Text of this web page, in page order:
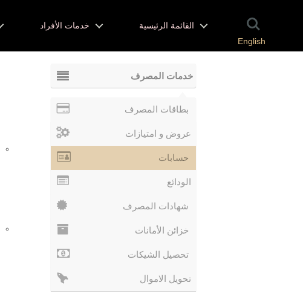
خدمات الأفراد القائمة الرئيسية
English
خدمات المصرف
بطاقات المصرف
عروض و امتيازات
حسابات
الودائع
شهادات المصرف
خزائن الأمانات
تحصيل الشيكات
تحويل الاموال